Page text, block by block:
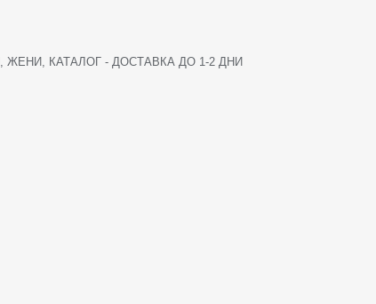
, ЖЕНИ, КАТАЛОГ - ДОСТАВКА ДО 1-2 ДНИ